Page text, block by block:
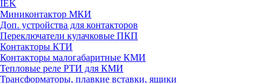
IEK
Миниконтактор МКИ
Доп. устройства для контакторов
Переключатели кулачковые ПКП
Контакторы КТИ
Контакторы малогабаритные КМИ
Тепловые реле РTИ для КМИ
Трансформаторы, плавкие вставки, ящики